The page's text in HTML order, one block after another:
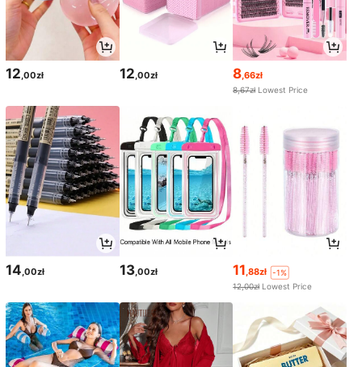
12,00zł 12,00zł 8,66zł
8,67zł Lowest Price
14,00zł 13,00zł 11,88zł
-1%
12,00zł Lowest Price